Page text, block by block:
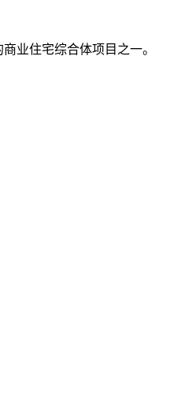
业住宅综合体项目之一。